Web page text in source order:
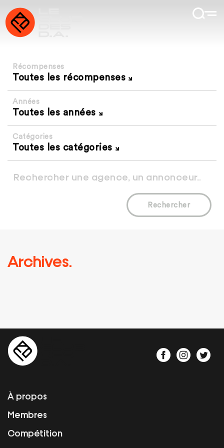
Récompenses
Toutes les récompenses
Années
Toutes les années
Catégories
Toutes les catégories
Rechercher
Archives.
À propos
Membres
Compétition